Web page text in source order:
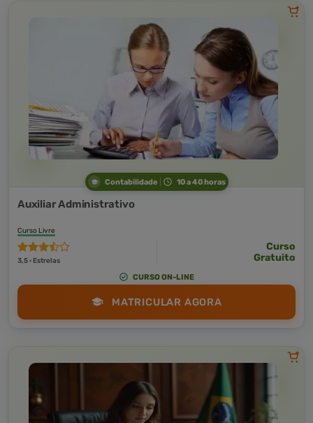
Contabilidade 10 a 40 horas
Auxiliar Administrativo
Curso Livre
3,5 · Estrelas
Curso
Gratuito
CURSO ON-LINE
MATRICULAR AGORA